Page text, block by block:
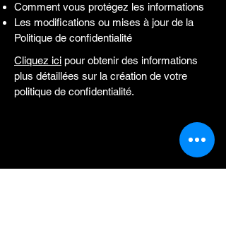
Comment vous protégez les informations
Les modifications ou mises à jour de la
Politique de confidentialité
Cliquez ici pour obtenir des informations
plus détaillées sur la création de votre
politique de confidentialité.